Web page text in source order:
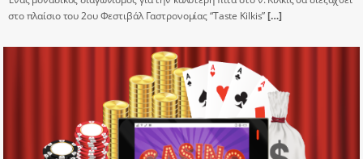
στο πλαίσιο του 2ου Φεστιβάλ Γαστρονομίας “Taste Kilkis”[…]